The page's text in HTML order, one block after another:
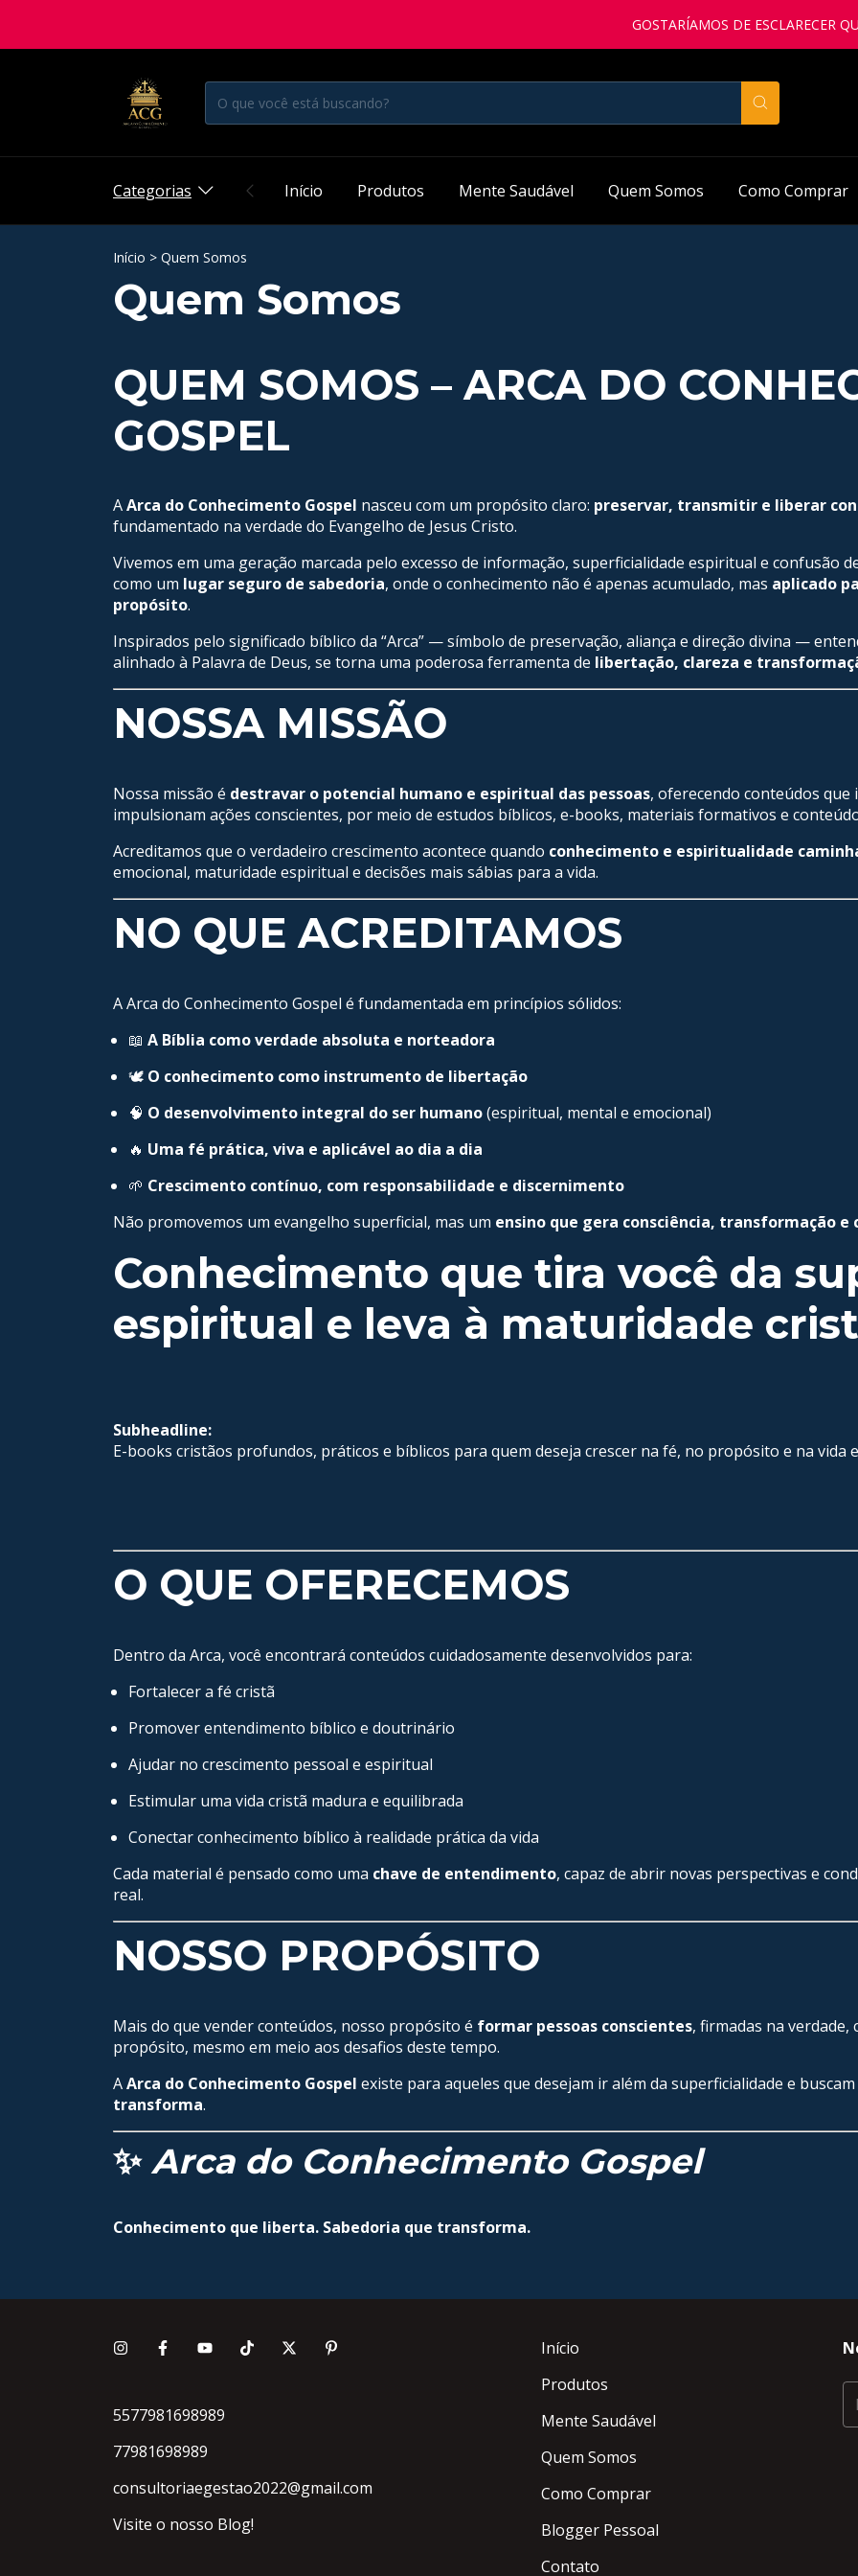
GOSTARÍAMOS DE ESCLARECER
Categorias Início Produtos Mente Saudável Quem Somos Como Comprar
Início > Quem Somos
Quem Somos
QUEM SOMOS – ARCA DO
GOSPEL
AArca do Conhecimento Gospel nasceu com um propósito claro: preservar, transmitir e liberar
fundamentado na verdade do Evangelho de Jesus Cristo.
Vivemos em uma geração marcada pelo excesso de informação, superficialidade espiritual e confusão
como um lugar seguro de sabedoria, onde o conhecimento não é apenas acumulado, mas aplicado
propósito.
Inspirados pelo significado bíblico da “Arca” — símbolo de preservação, aliança e direção divina —
alinhado à Palavra de Deus, se torna uma poderosa ferramenta de libertação, clareza e
NOSSA MISSÃO
Nossa missão é destravar o potencial humano e espiritual das pessoas, oferecendo conteúdos
impulsionam ações conscientes, por meio de estudos bíblicos, e-books, materiais formativos e
Acreditamos que o verdadeiro crescimento acontece quando conhecimento e espiritualidade
emocional, maturidade espiritual e decisões mais sábias para a vida.
NO QUE ACREDITAMOS
A Arca do Conhecimento Gospel é fundamentada em princípios sólidos:
📖 A Bíblia como verdade absoluta e norteadora
🕊️ O conhecimento como instrumento de libertação
🧠 O desenvolvimento integral do ser humano(espiritual, mental e emocional)
🔥 Uma fé prática, viva e aplicável ao dia a dia
🌱 Crescimento contínuo, com responsabilidade e discernimento
Não promovemos um evangelho superficial, mas um ensino que gera consciência, transformação e
Conhecimento que tira você da
espiritual e leva à maturidade
Subheadline:
E-books cristãos profundos, práticos e bíblicos para quem deseja crescer na fé, no propósito e na vida
O QUE OFERECEMOS
Dentro da Arca, você encontrará conteúdos cuidadosamente desenvolvidos para:
Fortalecer a fé cristã
Promover entendimento bíblico e doutrinário
Ajudar no crescimento pessoal e espiritual
Estimular uma vida cristã madura e equilibrada
Conectar conhecimento bíblico à realidade prática da vida
Cada material é pensado como uma chave de entendimento, capaz de abrir novas perspectivas e
real.
NOSSO PROPÓSITO
Mais do que vender conteúdos, nosso propósito é formar pessoas conscientes, firmadas na verdade,
propósito, mesmo em meio aos desafios deste tempo.
AArca do Conhecimento Gospel existe para aqueles que desejam ir além da superficialidade e buscam
transforma.
✨ Arca do Conhecimento Gospel
Conhecimento que liberta. Sabedoria que transforma.
5577981698989
77981698989
consultoriaegestao2022@gmail.com
Visite o nosso Blog!
Início
Produtos
Mente Saudável
Quem Somos
Como Comprar
Blogger Pessoal
Contato